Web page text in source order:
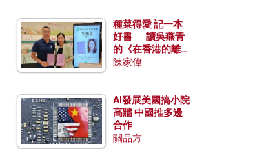
種菜得愛 記一本
好書──讀吳燕青
的《在香港的離島
種菜》
陳家偉
AI發展美國搞小院
高牆 中國推多邊
合作
關品方